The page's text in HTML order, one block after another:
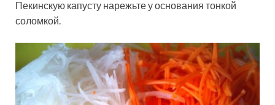
Пекинскую капусту нарежьте у основания тонкой
соломкой.